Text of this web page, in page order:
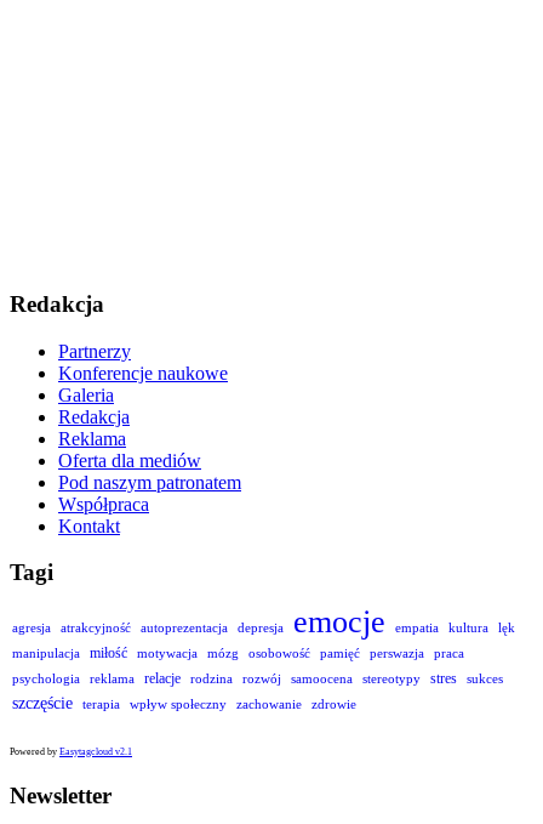
Redakcja
Partnerzy
Konferencje naukowe
Galeria
Redakcja
Reklama
Oferta dla mediów
Pod naszym patronatem
Współpraca
Kontakt
Tagi
agresja atrakcyjność autoprezentacja depresja emocje empatia kultura
lęk
manipulacja
miłość motywacja mózg osobowość pamięć perswazja
praca
psychologia
reklama relacje rodzina rozwój samoocena stereotypy stres sukces
szczęście terapia wpływ społeczny zachowanie zdrowie
Powered by Easytagcloud v2.1
Newsletter